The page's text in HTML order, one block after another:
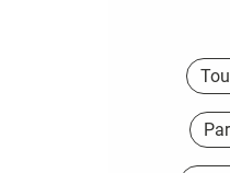
informer sur le détail de
votre choix pour
paramétrer ». En
acceptez que nous et/
stockent et/ou accèdent
sur votre terminal afin
personnalisées,